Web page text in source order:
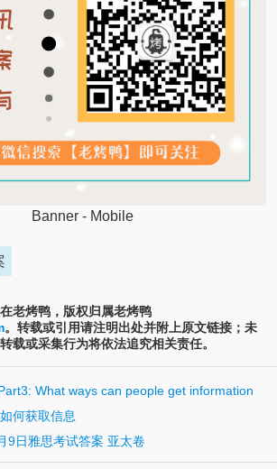
老烤鸭，版权归属老烤鸭
。转载或引用请注明出处并附上原文链接；未
载或采集行为将依法追究相关责任。
What ways can people get information
何获取信息
9日雅思考试答案 亚太卷